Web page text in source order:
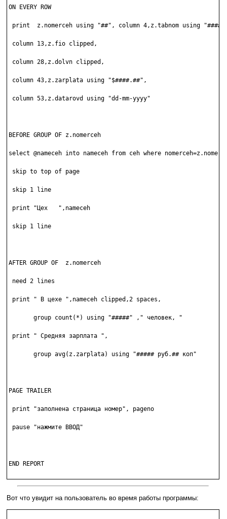
ON EVERY ROW
print  z.nomerceh using "##", column 4,z.tabnom using
column 13,z.fio clipped,
column 28,z.dolvn clipped,
column 43,z.zarplata using "$####.##",
column 53,z.datarovd using "dd-mm-yyyy"
BEFORE GROUP OF z.nomerceh
select @nameceh into nameceh from ceh where
skip to top of page
skip 1 line
print "Цех   ",nameceh
skip 1 line
AFTER GROUP OF  z.nomerceh
need 2 lines
print " В цехе ",nameceh clipped,2 spaces,
       group count(*) using "#####" ," человек, "
print " Средняя зарплата ",
       group avg(z.zarplata) using "##### руб.## коп"
PAGE TRAILER
print "заполнена страница номер", pageno
pause "нажмите ВВОД"
END REPORT
Вот что увидит на пользователь во время работы программы: